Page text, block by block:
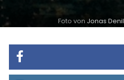
Foto von Jonas Denil